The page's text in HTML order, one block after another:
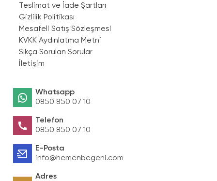
Teslimat ve İade Şartları
Gizlilik Politikası
Mesafeli Satış Sözleşmesi
KVKK Aydınlatma Metni
Sıkça Sorulan Sorular
İletişim
Whatsapp
0850 850 07 10
Telefon
0850 850 07 10
E-Posta
info@hemenbegeni.com
Adres